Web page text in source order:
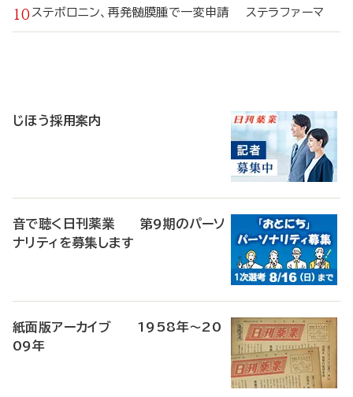
ステボロニン、再発髄膜腫で一変申請 ステラファーマ
じほう採用案内
音で聴く日刊薬業 第9期のパーソ
ナリティを募集します
紙面版アーカイブ 1958年～20
09年